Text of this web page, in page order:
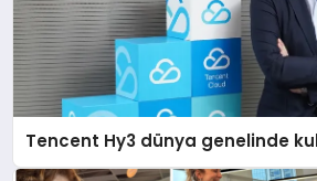
Tencent Hy3 dünya genelinde